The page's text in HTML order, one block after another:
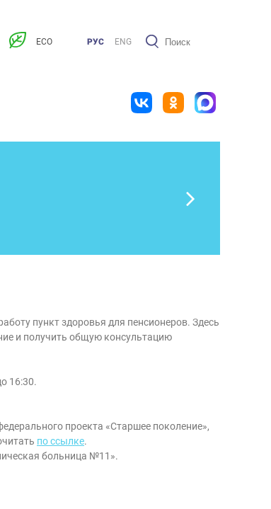
ECO РУС ENG
пункт здоровья для пенсионеров. Здесь
и получить общую консультацию
16:30.
проекта «Старшее поколение»,
по ссылке.
больница №11».